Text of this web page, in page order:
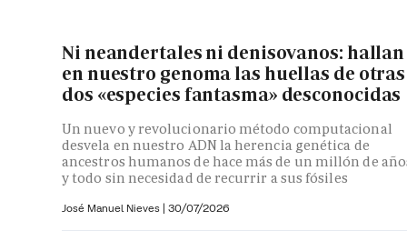
Ni neandertales ni denisovanos: hallan
en nuestro genoma las huellas de otras
dos «especies fantasma» desconocidas
Un nuevo y revolucionario método computacional
desvela en nuestro ADN la herencia genética de
ancestros humanos de hace más de un millón de
y todo sin necesidad de recurrir a sus fósiles
José Manuel Nieves | 30/07/2026